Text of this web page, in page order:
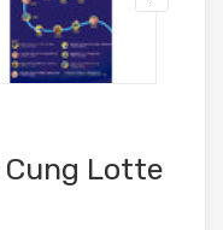
Cung Lotte